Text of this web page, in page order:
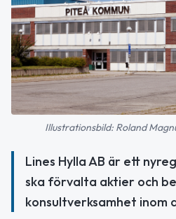
Illustrationsbild: Roland
Lines Hylla AB är ett
ska förvalta aktier och
konsultverksamhet inom